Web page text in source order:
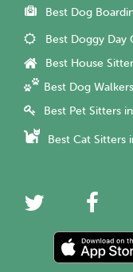
Best Dog
Best Doggy Day
Best House
Best Dog
Best Pet Sitters
Best Cat Sitters